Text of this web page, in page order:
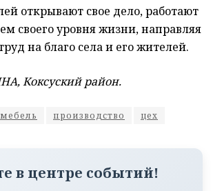
открывают свое дело, работают
своего уровня жизни, направляя
на благо села и его жителей.
Коксуский район.
мебель производство цех
в центре событий!